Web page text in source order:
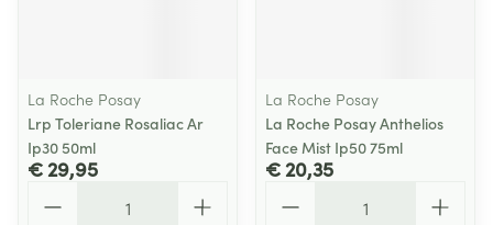
La Roche Posay
Lrp Toleriane Rosaliac Ar
Ip30 50ml
€ 29,95
La Roche Posay
La Roche Posay Anthelios
Face Mist Ip50 75ml
€ 20,35